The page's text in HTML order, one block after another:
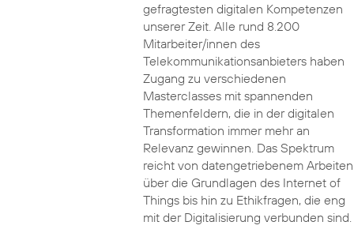
gefragtesten digitalen Kompetenzen
unserer Zeit. Alle rund 8.200
Mitarbeiter/innen des
Telekommunikationsanbieters haben
Zugang zu verschiedenen
Masterclasses mit spannenden
Themenfeldern, die in der digitalen
Transformation immer mehr an
Relevanz gewinnen. Das Spektrum
reicht von datengetriebenem Arbeiten
über die Grundlagen des Internet of
Things bis hin zu Ethikfragen, die eng
mit der Digitalisierung verbunden sind.